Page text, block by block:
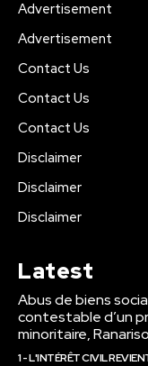
Advertisement
Advertisement
Contact Us
Contact Us
Contact Us
Disclaimer
Disclaimer
Disclaimer
Latest
Abus de biens
contestable d’un
minoritaire,
1 - L'INTÉRÊT CIVIL